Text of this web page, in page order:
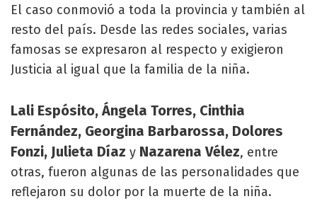
El caso conmovió a toda la provincia y también al
resto del país. Desde las redes sociales, varias
famosas se expresaron al respecto y exigieron
Justicia al igual que la familia de la niña.
Lali Espósito, Ángela Torres, Cinthia
Fernández, Georgina Barbarossa, Dolores
Fonzi, Julieta Díaz y Nazarena Vélez, entre
otras, fueron algunas de las personalidades que
reflejaron su dolor por la muerte de la niña.